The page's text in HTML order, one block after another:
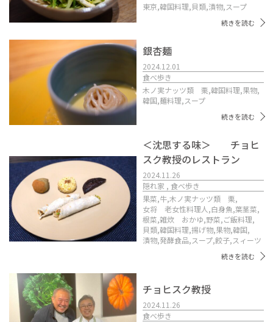
東京,韓国料理,貝類,漬物,スープ
続きを読む
銀杏麺
2024.12.01
食べ歩き
木ノ実ナッツ類 栗,韓国料理,果物,
韓国,麺料理,スープ
続きを読む
＜沈思する味＞ チョヒ
スク教授のレストラン
2024.11.26
隠れ家 , 食べ歩き
果菜,牛,木ノ実ナッツ類 栗,
女将 老女性料理人,白身魚,葉茎菜,
根菜,雑炊 おかゆ,野菜,ご飯料理,
貝類,韓国料理,揚げ物,果物,韓国,
漬物,発酵食品,スープ,餃子,スィーツ
続きを読む
チョヒスク教授
2024.11.26
食べ歩き